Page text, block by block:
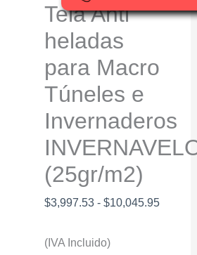
Tela Anti
heladas
para Macro
Túneles e
Invernaderos
(25gr/m2)
$3,997.53 - $10,045.95Rango
(IVA Incluido)